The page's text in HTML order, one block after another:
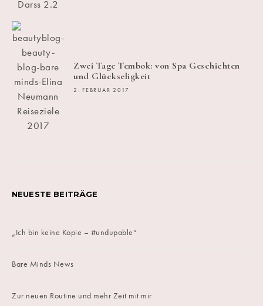
Zwei Tage Tembok: von Spa Geschichten
und Glückseligkeit
2. FEBRUAR 2017
NEUESTE BEITRÄGE
„Ich bin keine Kopie – #undupable“
Bare Minds News
Zur neuen Routine und mehr Zeit mit mir